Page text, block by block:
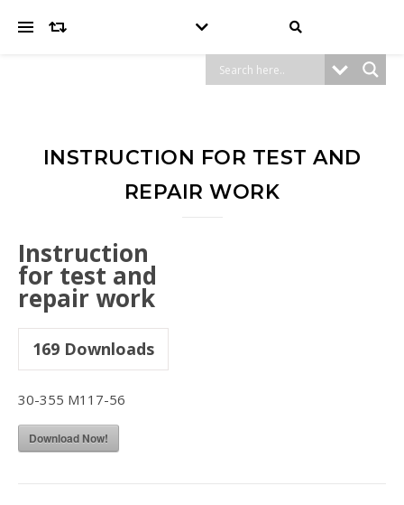
INSTRUCTION FOR TEST AND
REPAIR WORK
Instruction
for test and
repair work
169 Downloads
30-355 M117-56
Download Now!